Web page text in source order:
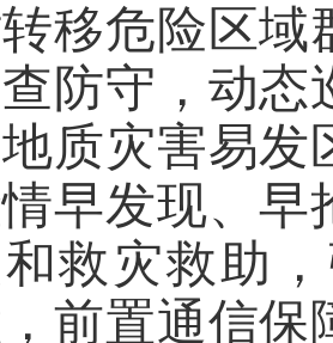
移危险区域
防守，动态
质灾害易发
早发现、
救灾救助
前置通信保